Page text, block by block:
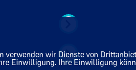
wir Dienste von
Einwilligung. Ihre Einwilligung